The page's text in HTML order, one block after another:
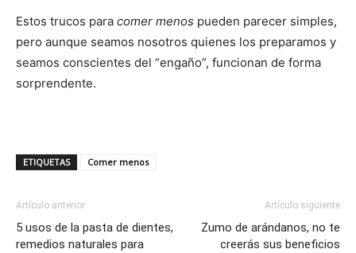
Estos trucos para comer menos pueden parecer simples,
pero aunque seamos nosotros quienes los preparamos y
seamos conscientes del “engaño”, funcionan de forma
sorprendente.
ETIQUETAS Comer menos
Artículo anterior
5 usos de la pasta de dientes,
remedios naturales para
Artículo siguiente
Zumo de arándanos, no te
creerás sus beneficios